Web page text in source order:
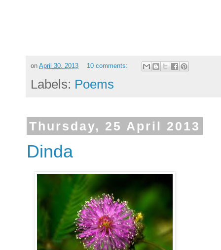
on April 30, 2013 10 comments:
Labels: Poems
Thursday, 25 April 2013
Dinda